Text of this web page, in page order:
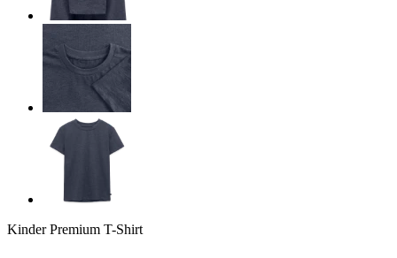
Kinder Premium T-Shirt